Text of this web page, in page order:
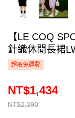
【LE COQ
針織休閒長裙
超取免運費
NT$2,390
NT$1,434